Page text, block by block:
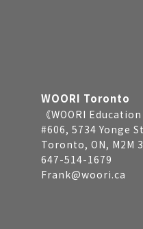
WOORI Toronto
《WOORI
#606, 5734 Yonge
Toronto, ON, M2M
647-514-1679
Frank@woori.ca